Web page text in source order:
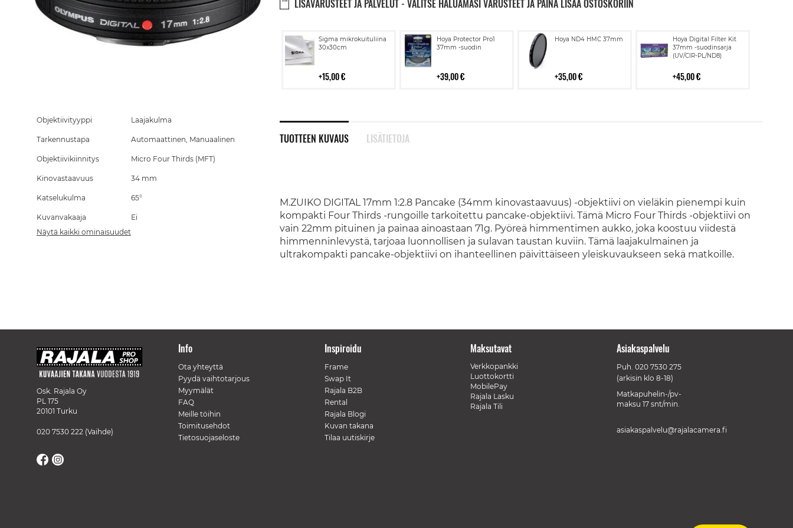
LISÄVARUSTEET JA PALVELUT - VALITSE HALUAMASI VARUSTEET JA PAINA LISÄÄ OSTOSKORIIN
Sigma mikrokuituliina
30x30cm
15,00 €
Lisää
ostoskoriin
Hoya Protector Pro1
37mm -suodin
39,00 €
Lisää
ostoskoriin
Hoya ND4 HMC 37mm
35,00 €
Lisää
Hoya Digital Filter Kit
37mm -suodinsarja
(UV/CIR-PL/ND8)
45,00 €
Lisää
ostoskoriin
TUOTTEEN KUVAUS
M.ZUIKO DIGITAL 17mm 1:2.8 Pancake (34mm kinovastaavuus) -objektiivi on vieläkin pienempi kuin
kompakti Four Thirds -rungoille tarkoitettu pancake-objektiivi. Tämä Micro Four Thirds -objektiivi on
vain 22mm pituinen ja painaa ainoastaan 71g. Pyöreä himmentimen aukko, joka koostuu viidestä
himmenninlevystä, tarjoaa luonnollisen ja sulavan taustan kuviin. Tämä laajakulmainen ja
ultrakompakti pancake-objektiivi on ihanteellinen päivittäiseen yleiskuvaukseen sekä matkoille.
LISÄTIETOJA
the
of
images
Objektiivityyppi Laajakulma
Tarkennustapa Automaattinen, Manuaalinen
Objektiivikiinnitys Micro Four Thirds (MFT)
Kinovastaavuus 34 mm
Katselukulma 65°
Kuvanvakaaja
Ei
Näytä kaikki ominaisuudet
Osk. Rajala Oy
PL 175
20101 Turku
020 7530 222 (Vaihde)
Info
Ota yhteyttä
Pyydä vaihtotarjous
Myymälät
FAQ
Meille töihin
Toimitusehdot
Tietosuojaseloste
Inspiroidu
Frame
Swap It
Rajala B2B
Rental
Rajala Blogi
Kuvan takana
Tilaa uutiskirje
Maksutavat
Verkkopankki
Luottokortti
MobilePay
Rajala Lasku
Rajala Tili
Asiakaspalvelu
Puh. 020 7530 275
(arkisin klo 8-18)
Matkapuhelin-/pv-
maksu 17 snt/min.
asiakaspalvelu@rajalacamera.fi